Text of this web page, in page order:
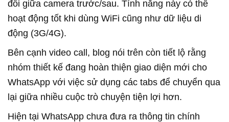
đổi giữa camera trước/sau. Tính năng này có thể
hoạt động tốt khi dùng WiFi cũng như dữ liệu di
động (3G/4G).
Bên cạnh video call, blog nói trên còn tiết lộ rằng
nhóm thiết kế đang hoàn thiện giao diện mới cho
WhatsApp với việc sử dụng các tabs để chuyển qua
lại giữa nhiều cuộc trò chuyện tiện lợi hơn.
Hiện tại WhatsApp chưa đưa ra thông tin chính